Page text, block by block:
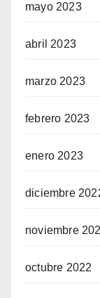
mayo 2023
abril 2023
marzo 2023
febrero 2023
enero 2023
diciembre
noviembre
octubre 2022